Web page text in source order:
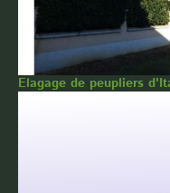
Elagage de peupliers